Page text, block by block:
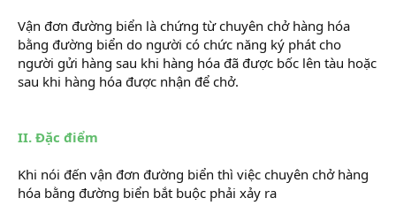
e
r
Vận đơn đường biển là chứng từ chuyên chở hàng hóa
bằng đường biển do người có chức năng ký phát cho
người gửi hàng sau khi hàng hóa đã được bốc lên tàu hoặc
sau khi hàng hóa được nhận để chở.
II. Đặc điểm
Khi nói đến vận đơn đường biển thì việc chuyên chở hàng
hóa bằng đường biển bắt buộc phải xảy ra